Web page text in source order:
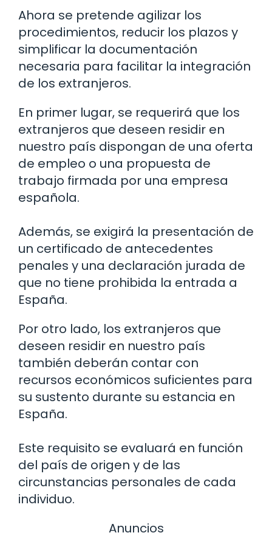
Ahora se pretende agilizar los
procedimientos, reducir los plazos y
simplificar la documentación
necesaria para facilitar la integración
de los extranjeros.
En primer lugar, se requerirá que los
extranjeros que deseen residir en
nuestro país dispongan de una oferta
de empleo o una propuesta de
trabajo firmada por una empresa
española.
Además, se exigirá la presentación de
un certificado de antecedentes
penales y una declaración jurada de
que no tiene prohibida la entrada a
España.
Por otro lado, los extranjeros que
deseen residir en nuestro país
también deberán contar con
recursos económicos suficientes para
su sustento durante su estancia en
España.
Este requisito se evaluará en función
del país de origen y de las
circunstancias personales de cada
individuo.
Anuncios